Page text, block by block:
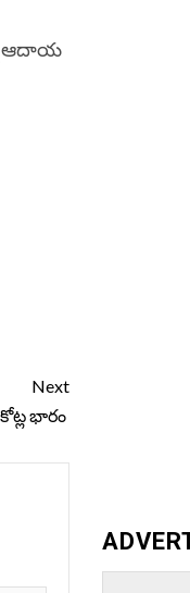
ఆదాయ
Next
భారం